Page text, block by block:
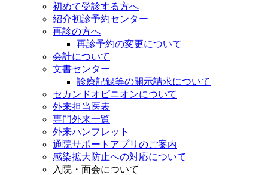
初めて受診する方へ
紹介初診予約センター
再診の方へ
再診予約の変更について
会計について
文書センター
診療記録等の開示請求について
セカンドオピニオンについて
外来担当医表
専門外来一覧
外来パンフレット
通院サポートアプリのご案内
感染拡大防止への対応について
入院・面会について